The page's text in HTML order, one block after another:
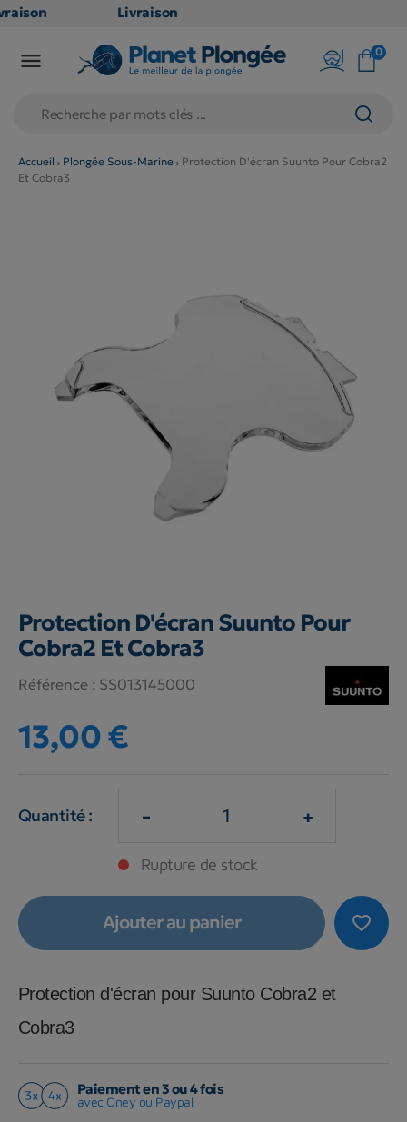
Livraison
en point
79€
(hors
 0
Accueil Plongée Sous-Marine
Protection D'écran Suunto Pour Cobra2
Et Cobra3
Protection D'écran Suunto Pour
Cobra2 Et Cobra3
Référence : SS013145000
13,00 €
Quantité : - +
Rupture de stock
favorite_border
Ajouter au panier
Protection d'écran pour Suunto Cobra2 et
Cobra3
Paiement en 3 ou 4 fois
avec Oney ou Paypal